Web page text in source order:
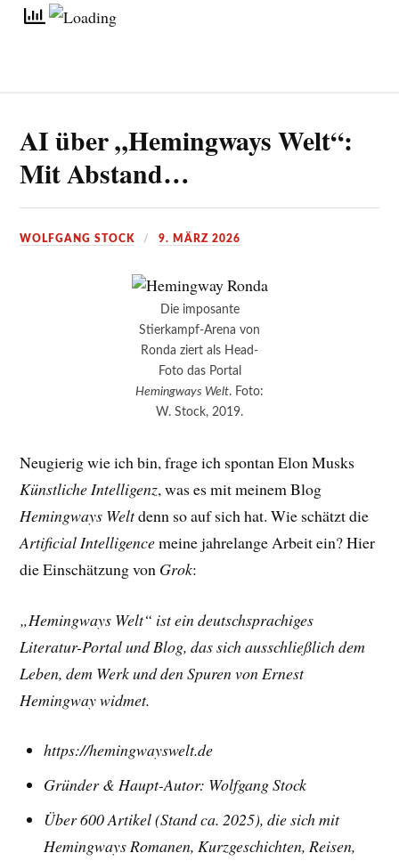
AI über „Hemingways Welt“:
Mit Abstand…
WOLFGANG STOCK 9. MÄRZ 2026
Die imposante
Stierkampf-Arena von
Ronda ziert als Head-
Foto das Portal
Hemingways Welt. Foto:
W. Stock, 2019.
Neugierig wie ich bin, frage ich spontan Elon Musks
Künstliche Intelligenz, was es mit meinem Blog
Hemingways Weltdenn so auf sich hat. Wie schätzt die
Artificial Intelligencemeine jahrelange Arbeit ein? Hier
die Einschätzung von Grok:
„Hemingways Welt“ ist ein deutschsprachiges
Literatur-Portal und Blog, das sich ausschließlich dem
Leben, dem Werk und den Spuren von Ernest
Hemingway widmet.
https://hemingwayswelt.de
Gründer & Haupt-Autor: Wolfgang Stock
Über 600 Artikel (Stand ca. 2025), die sich mit
Hemingways Romanen, Kurzgeschichten, Reisen,